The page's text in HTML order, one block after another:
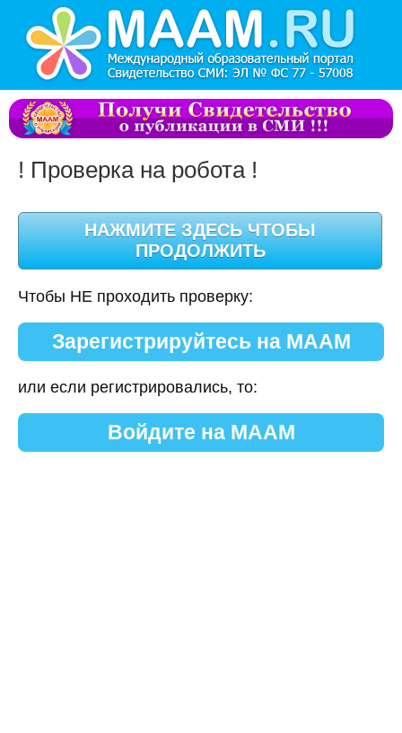
! Проверка на робота !
Чтобы НЕ проходить проверку:
Зарегистрируйтесь на МААМ
или если регистрировались, то:
Войдите на МААМ